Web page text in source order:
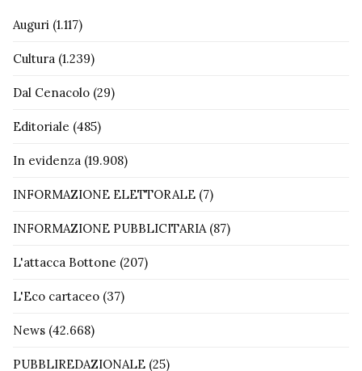
Auguri (1.117)
Cultura (1.239)
Dal Cenacolo (29)
Editoriale (485)
In evidenza (19.908)
INFORMAZIONE ELETTORALE (7)
INFORMAZIONE PUBBLICITARIA(87)
L'attacca Bottone (207)
L'Eco cartaceo (37)
News (42.668)
PUBBLIREDAZIONALE (25)